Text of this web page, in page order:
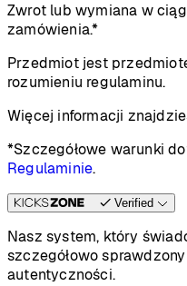
Zwrot lub wymiana w
zamówienia.*
Przedmiot jest
rozumieniu regulaminu.
Więcej informacji
*Szczegółowe warunki
Regulaminie.
Verified
Nasz system, który
szczegółowo
autentyczności.